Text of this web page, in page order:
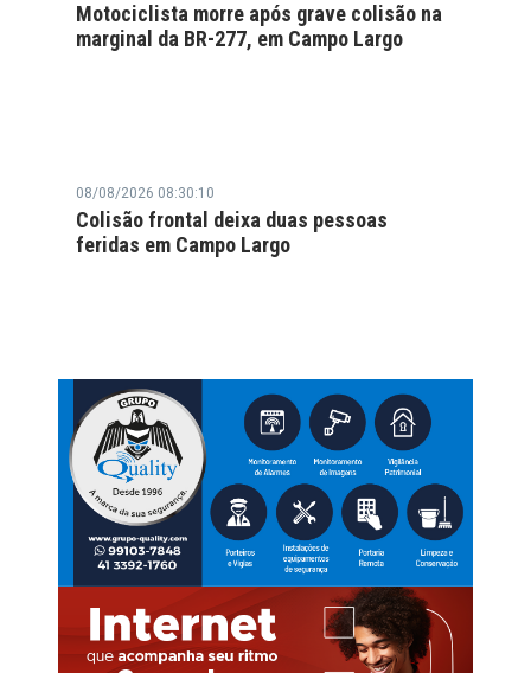
Motociclista morre após grave colisão na
marginal da BR-277, em Campo Largo
08/08/2026 08:30:10
Colisão frontal deixa duas pessoas
feridas em Campo Largo